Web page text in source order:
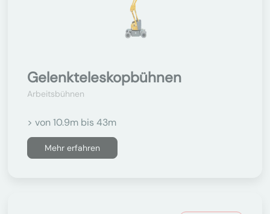
Gelenkteleskopbühnen
Arbeitsbühnen
> von 10.9m bis 43m
Mehr erfahren